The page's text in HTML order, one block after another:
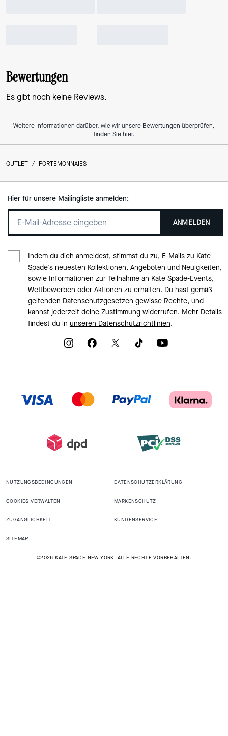
Bewertungen
Es gibt noch keine Reviews.
Weitere Informationen darüber, wie wir unsere Bewertungen überprüfen,
finden Siehier.
OUTLET / PORTEMONNAIES
Hier für unsere Mailingliste anmelden:
ANMELDEN
Indem du dich anmeldest, stimmst du zu, E-Mails zu Kate
Spade‘s neuesten Kollektionen, Angeboten und Neuigkeiten,
sowie Informationen zur Teilnahme an Kate Spade-Events,
Wettbewerben oder Aktionen zu erhalten. Du hast gemäß
geltenden Datenschutzgesetzen gewisse Rechte, und
kannst jederzeit deine Zustimmung widerrufen. Mehr Details
findest du in unseren Datenschutzrichtlinien.
NUTZUNGSBEDINGUNGEN DATENSCHUTZERKLÄRUNG
COOKIES VERWALTEN MARKENSCHUTZ
ZUGÄNGLICHKEIT KUNDENSERVICE
SITEMAP
©2026 KATE SPADE NEW YORK. ALLE RECHTE VORBEHALTEN.